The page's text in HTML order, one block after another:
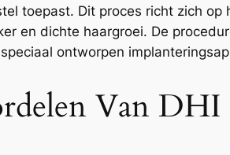
toepast. Dit proces richt zich
en dichte haargroei. De
ontworpen
Van DHI